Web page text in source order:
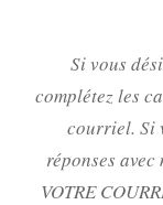
Si vous
complétez les
courriel. Si
réponses avec
VOTRE